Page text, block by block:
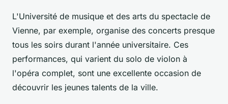
L'Université de musique et des arts du spectacle de
Vienne, par exemple, organise des concerts presque
tous les soirs durant l'année universitaire. Ces
performances, qui varient du solo de violon à
l'opéra complet, sont une excellente occasion de
découvrir les jeunes talents de la ville.